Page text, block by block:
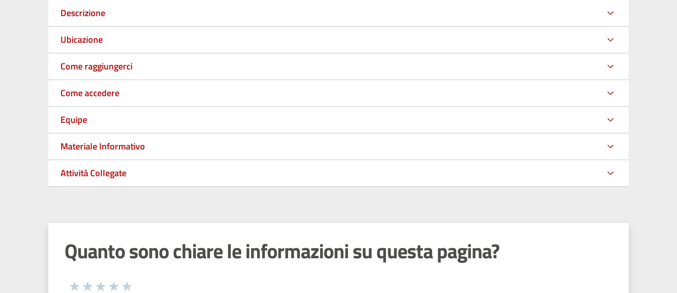
Descrizione
Ubicazione
Come raggiungerci
Come accedere
Equipe
Materiale Informativo
Attività Collegate
Quanto sono chiare le informazioni su questa pagina?
Seleziona una valutazione da 1 a 5 stelle